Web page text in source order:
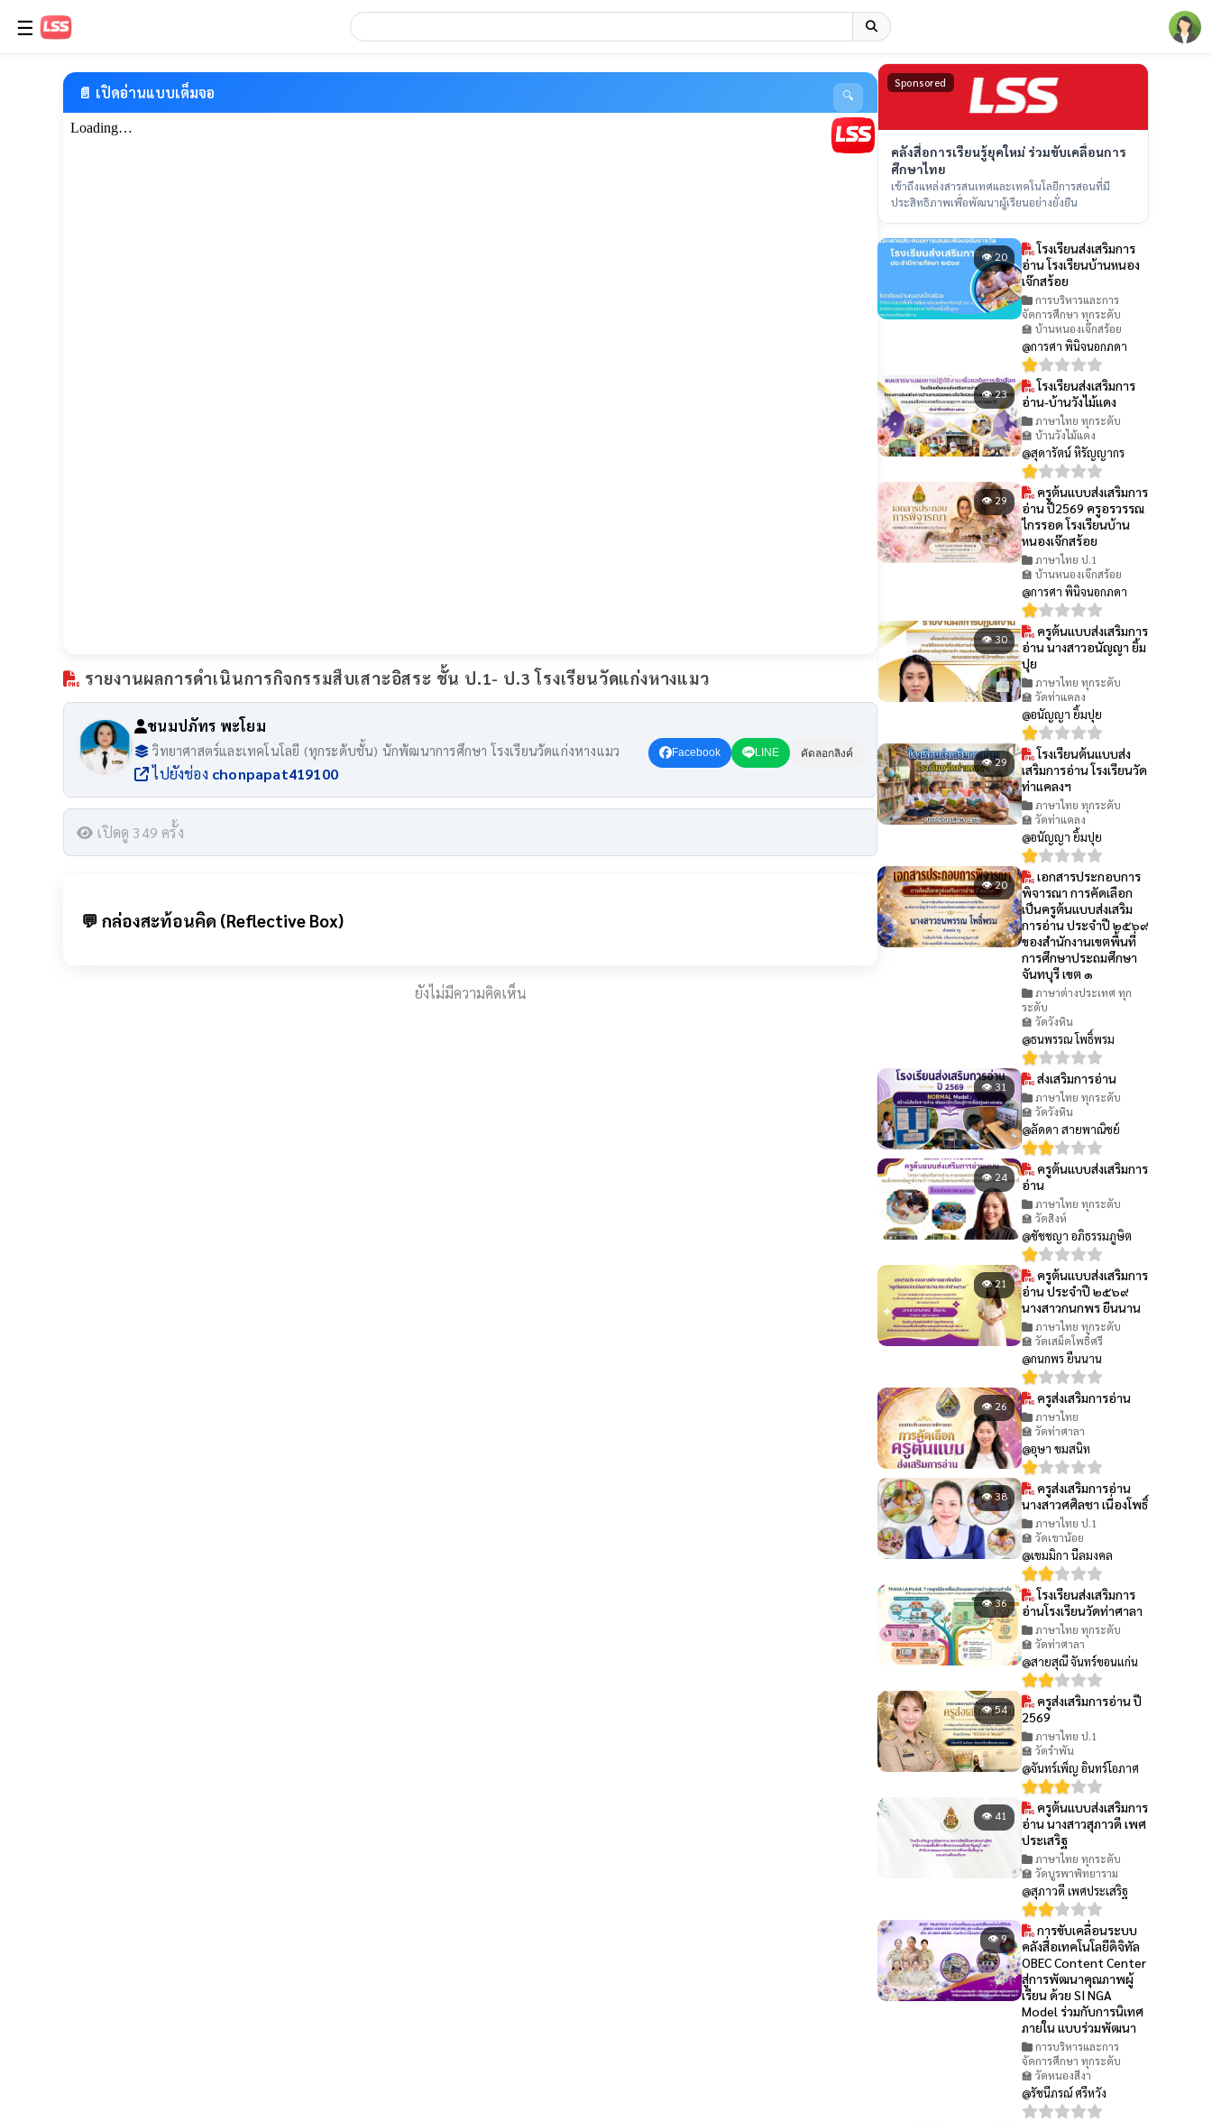
☰
📄 เปิดอ่านแบบเต็มจอ 🔍
รายงานผลการดำเนินการกิจกรรมสืบเสาะอิสระ ชั้น ป.1- ป.3 โรงเรียนวัดแก่งหางแมว
ชนมปภัทร พะโยม
วิทยาศาสตร์และเทคโนโลยี (ทุกระดับชั้น) นักพัฒนาการศึกษา โรงเรียนวัดแก่งหางแมว
ไปยังช่อง chonpapat419100
Facebook LINE คัดลอกลิงค์
เปิดดู 349 ครั้ง
💬 กล่องสะท้อนคิด (Reflective Box)
ยังไม่มีความคิดเห็น
Sponsored
คลังสื่อการเรียนรู้ยุคใหม่ ร่วมขับเคลื่อนการ
ศึกษาไทย
เข้าถึงแหล่งสารสนเทศและเทคโนโลยีการสอนที่มี
ประสิทธิภาพเพื่อพัฒนาผู้เรียนอย่างยั่งยืน
👁 20
โรงเรียนส่งเสริมการ
อ่าน โรงเรียนบ้านหนอง
เจ๊กสร้อย
การบริหารและการ
จัดการศึกษา ทุกระดับ
🏫 บ้านหนองเจ๊กสร้อย
@การศา พินิจนอกภดา
👁 23
โรงเรียนส่งเสริมการ
อ่าน-บ้านวังไม้แดง
ภาษาไทย ทุกระดับ
🏫 บ้านวังไม้แดง
@สุดารัตน์ หิรัญญากร
👁 29
ครูต้นแบบส่งเสริมการ
อ่าน ปี2569 ครูอรวรรณ
ไกรรอด โรงเรียนบ้าน
หนองเจ๊กสร้อย
ภาษาไทย ป.1
🏫 บ้านหนองเจ๊กสร้อย
@การศา พินิจนอกภดา
👁 30
ครูต้นแบบส่งเสริมการ
อ่าน นางสาวอนัญญา ยิ้ม
ปุย
ภาษาไทย ทุกระดับ
🏫 วัดท่าแคลง
@อนัญญา ยิ้มปุย
👁 29
โรงเรียนต้นแบบส่ง
เสริมการอ่าน โรงเรียนวัด
ท่าแคลงฯ
ภาษาไทย ทุกระดับ
🏫 วัดท่าแคลง
@อนัญญา ยิ้มปุย
👁 20
เอกสารประกอบการ
พิจารณา การคัดเลือก
เป็นครูต้นแบบส่งเสริม
การอ่าน ประจำปี ๒๕๖๙
ของสำนักงานเขตพื้นที่
การศึกษาประถมศึกษา
จันทบุรี เขต ๑
ภาษาต่างประเทศ ทุก
ระดับ
🏫 วัดวังหิน
@ธนพรรณ โพธิ์พรม
👁 31 ส่งเสริมการอ่าน
ภาษาไทย ทุกระดับ
🏫 วัดวังหิน
@ลัดดา สายพาณิชย์
👁 24
ครูต้นแบบส่งเสริมการ
อ่าน
ภาษาไทย ทุกระดับ
🏫 วัดสิงห์
@ชัชชญา อภิธรรมภูษิต
👁 21
ครูต้นแบบส่งเสริมการ
อ่าน ประจำปี ๒๕๖๙
นางสาวกนกพร ยืนนาน
ภาษาไทย ทุกระดับ
🏫 วัดเสม็ดโพธิ์ศรี
@กนกพร ยืนนาน
👁 26 ครูส่งเสริมการอ่าน
ภาษาไทย
🏫 วัดท่าศาลา
@อุษา ขมสนิท
👁 38
ครูส่งเสริมการอ่าน
นางสาวศศิลชา เนื่องโพธิ์
ภาษาไทย ป.1
🏫 วัดเขาน้อย
@เขมมิกา นีลมงคล
👁 36
โรงเรียนส่งเสริมการ
อ่านโรงเรียนวัดท่าศาลา
ภาษาไทย ทุกระดับ
🏫 วัดท่าศาลา
@สายสุณี จันทร์ขอนแก่น
👁 54
ครูส่งเสริมการอ่าน ปี
2569
ภาษาไทย ป.1
🏫 วัดรำพัน
@จันทร์เพ็ญ อินทร์โอภาศ
👁 41
ครูต้นแบบส่งเสริมการ
อ่าน นางสาวสุภาวดี เพศ
ประเสริฐ
ภาษาไทย ทุกระดับ
🏫 วัดบูรพาพิทยาราม
@สุภาวดี เพศประเสริฐ
👁 9
การขับเคลื่อนระบบ
คลังสื่อเทคโนโลยีดิจิทัล
OBEC Content Center
สู่การพัฒนาคุณภาพผู้
เรียน ด้วย SI NGA
Model ร่วมกับการนิเทศ
ภายใน แบบร่วมพัฒนา
การบริหารและการ
จัดการศึกษา ทุกระดับ
🏫 วัดหนองสีงา
@รัชนีภรณ์ ศรีหวัง